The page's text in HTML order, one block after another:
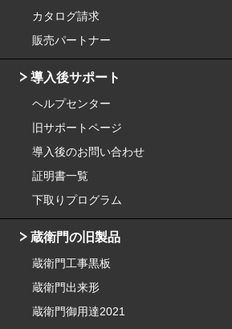
カタログ請求
販売パートナー
導入後サポート
ヘルプセンター
旧サポートページ
導入後のお問い合わせ
証明書一覧
下取りプログラム
蔵衛門の旧製品
蔵衛門工事黒板
蔵衛門出来形
蔵衛門御用達2021